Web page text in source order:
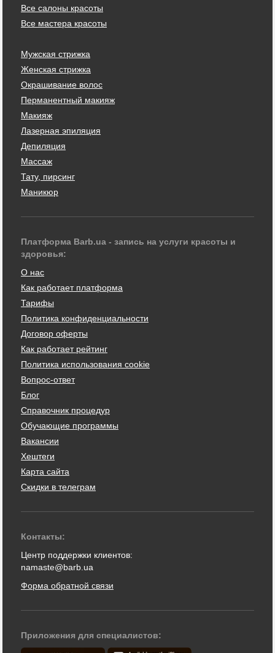
Все салоны красоты
Все мастера красоты
Мужская стрижка
Женская стрижка
Окрашивание волос
Перманентный макияж
Макияж
Лазерная эпиляция
Депиляция
Массаж
Тату, пирсинг
Маникюр
Платформа Barb.ua - запись на услуги красоты и
здоровья:
О нас
Как работает платформа
Тарифы
Политика конфиденциальности
Договор оферты
Как работает рейтинг
Политика использования cookie
Вопрос-ответ
Блог
Справочник процедур
Обучающие программы
Вакансии
Хештеги
Карта сайта
Скидки в телеграм
Контакты:
Центр поддержки клиентов:
namaste@barb.ua
Форма обратной связи
Приложения для специалистов: